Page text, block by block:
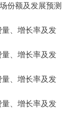
份额及发展预测
量、增长率及发
量、增长率及发
量、增长率及发
量、增长率及发